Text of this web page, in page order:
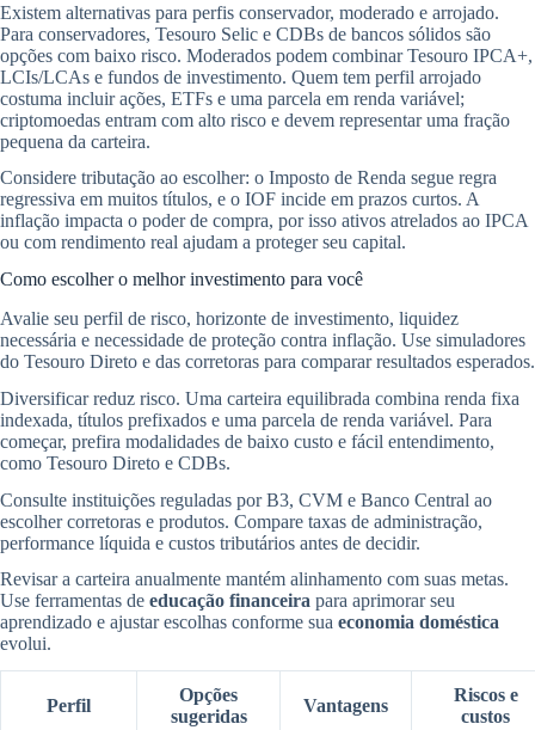
Existem alternativas para perfis conservador, moderado e arrojado.
Para conservadores, Tesouro Selic e CDBs de bancos sólidos são
opções com baixo risco. Moderados podem combinar Tesouro IPCA+,
LCIs/LCAs e fundos de investimento. Quem tem perfil arrojado
costuma incluir ações, ETFs e uma parcela em renda variável;
criptomoedas entram com alto risco e devem representar uma fração
pequena da carteira.
Considere tributação ao escolher: o Imposto de Renda segue regra
regressiva em muitos títulos, e o IOF incide em prazos curtos. A
inflação impacta o poder de compra, por isso ativos atrelados ao IPCA
ou com rendimento real ajudam a proteger seu capital.
Como escolher o melhor investimento para você
Avalie seu perfil de risco, horizonte de investimento, liquidez
necessária e necessidade de proteção contra inflação. Use simuladores
do Tesouro Direto e das corretoras para comparar resultados esperados.
Diversificar reduz risco. Uma carteira equilibrada combina renda fixa
indexada, títulos prefixados e uma parcela de renda variável. Para
começar, prefira modalidades de baixo custo e fácil entendimento,
como Tesouro Direto e CDBs.
Consulte instituições reguladas por B3, CVM e Banco Central ao
escolher corretoras e produtos. Compare taxas de administração,
performance líquida e custos tributários antes de decidir.
Revisar a carteira anualmente mantém alinhamento com suas metas.
Use ferramentas de educação financeira para aprimorar seu
aprendizado e ajustar escolhas conforme sua economia doméstica
evolui.
Perfil
Opções
sugeridas
Vantagens
Riscos e
custos